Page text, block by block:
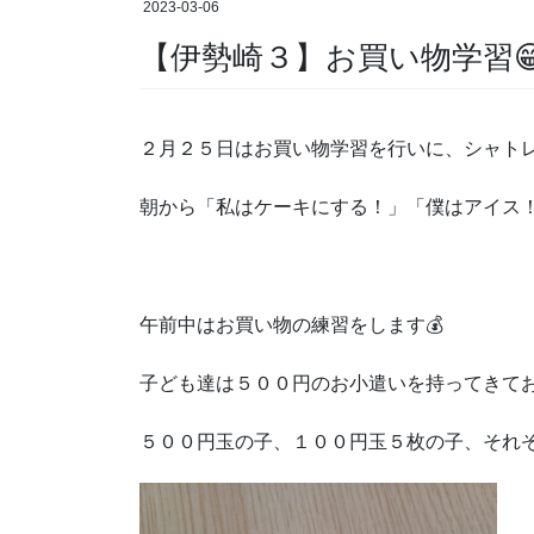
2023-03-06
【伊勢崎３】お買い物学習
２月２５日はお買い物学習を行いに、シャト
朝から「私はケーキにする！」「僕はアイ
午前中はお買い物の練習をします💰
子ども達は５００円のお小遣いを持ってきて
５００円玉の子、１００円玉５枚の子、そ